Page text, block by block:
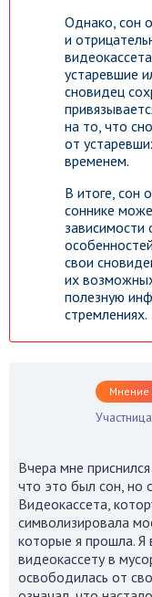
Однако, сон
и
устаревшие
сновидец
на то, что
от
временем.
В итоге, сон
соннике
зависимости
свои
их
полезную
стремлениях.
Мнение
Вчера мне
что это был сон, но
Видеокассета,
символизировала
которые я прошла. Я
видеокассету в
освободилась от